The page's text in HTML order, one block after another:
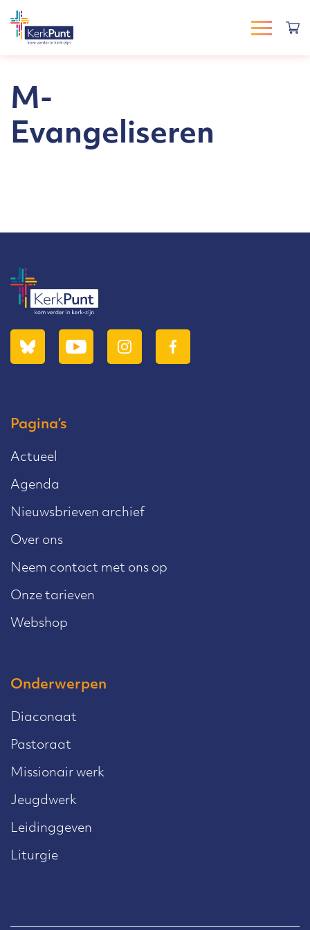
M-
Evangeliseren
Pagina’s
Actueel
Agenda
Nieuwsbrieven archief
Over ons
Neem contact met ons op
Onze tarieven
Webshop
Onderwerpen
Diaconaat
Pastoraat
Missionair werk
Jeugdwerk
Leidinggeven
Liturgie